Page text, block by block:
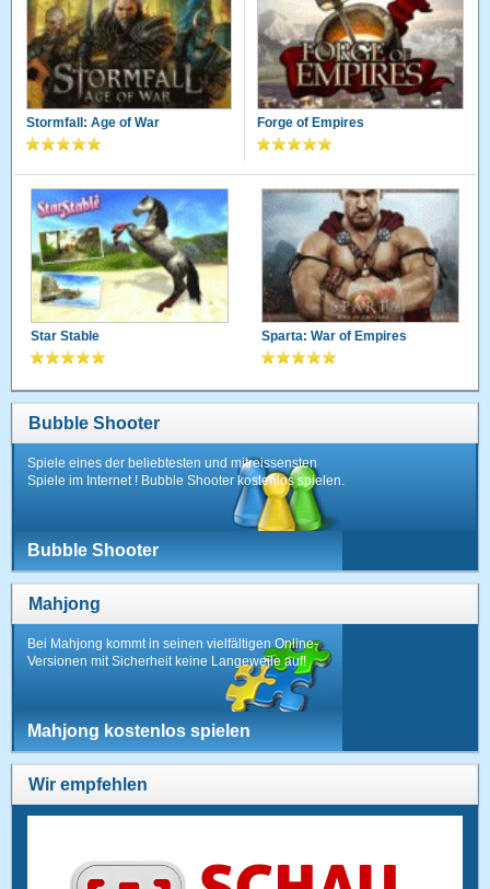
Stormfall: Age of War Forge of Empires
Star Stable Sparta: War of Empires
Bubble Shooter
Spiele eines der beliebtesten und mitreissensten
Spiele im Internet ! Bubble Shooter kostenlos spielen.
Bubble Shooter
Mahjong
Bei Mahjong kommt in seinen vielfältigen Online-
Versionen mit Sicherheit keine Langeweile auf!
Mahjong kostenlos spielen
Wir empfehlen